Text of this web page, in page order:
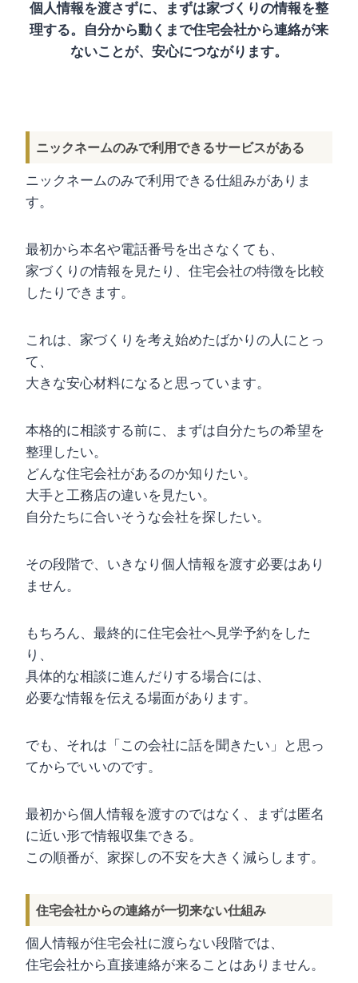
個人情報を渡さずに、まずは家づくりの情報を整
理する。自分から動くまで住宅会社から連絡が来
ないことが、安心につながります。
ニックネームのみで利用できるサービスがある
ニックネームのみで利用できる仕組みがありま
す。
最初から本名や電話番号を出さなくても、
家づくりの情報を見たり、住宅会社の特徴を比較
したりできます。
これは、家づくりを考え始めたばかりの人にとっ
て、
大きな安心材料になると思っています。
本格的に相談する前に、まずは自分たちの希望を
整理したい。
どんな住宅会社があるのか知りたい。
大手と工務店の違いを見たい。
自分たちに合いそうな会社を探したい。
その段階で、いきなり個人情報を渡す必要はあり
ません。
もちろん、最終的に住宅会社へ見学予約をした
り、
具体的な相談に進んだりする場合には、
必要な情報を伝える場面があります。
でも、それは「この会社に話を聞きたい」と思っ
てからでいいのです。
最初から個人情報を渡すのではなく、まずは匿名
に近い形で情報収集できる。
この順番が、家探しの不安を大きく減らします。
住宅会社からの連絡が一切来ない仕組み
個人情報が住宅会社に渡らない段階では、
住宅会社から直接連絡が来ることはありません。